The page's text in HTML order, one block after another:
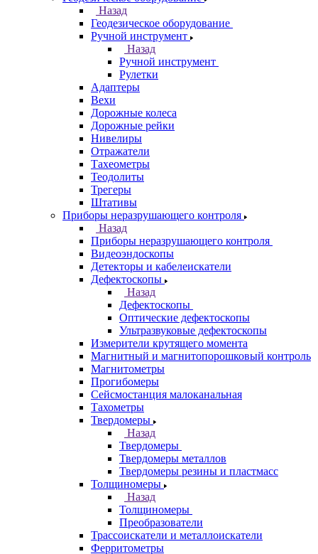
Назад
Геодезическое оборудование
Ручной инструмент
Назад
Ручной инструмент
Рулетки
Адаптеры
Вехи
Дорожные колеса
Дорожные рейки
Нивелиры
Отражатели
Тахеометры
Теодолиты
Трегеры
Штативы
Приборы неразрушающего контроля
Назад
Приборы неразрушающего контроля
Видеоэндоскопы
Детекторы и кабелеискатели
Дефектоскопы
Назад
Дефектоскопы
Оптические дефектоскопы
Ультразвуковые дефектоскопы
Измерители крутящего момента
Магнитный и магнитопорошковый контроль
Магнитометры
Прогибомеры
Сейсмостанция малоканальная
Тахометры
Твердомеры
Назад
Твердомеры
Твердомеры металлов
Твердомеры резины и пластмасс
Толщиномеры
Назад
Толщиномеры
Преобразователи
Трассоискатели и металлоискатели
Ферритометры